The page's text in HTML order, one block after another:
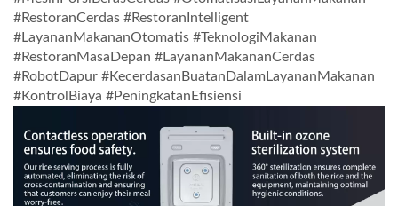
#RestoranCerdas #RestoranIntelligent
#LayananMakananOtomatis #TeknologiMakanan
#RestoranMasaDepan #LayananMakananCerdas
#RobotDapur #KecerdasanBuatanDalamLayananMakanan
#KontrolBiaya #PeningkatanEfisiensi